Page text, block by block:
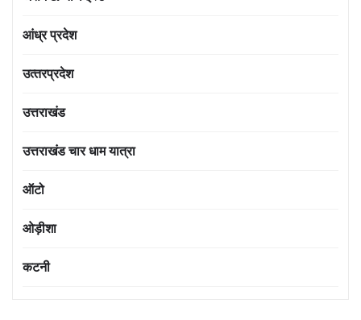
आंध्र प्रदेश
उत्‍तरप्रदेश
उत्तराखंड
उत्तराखंड चार धाम यात्रा
ऑटो
ओड़ीशा
कटनी